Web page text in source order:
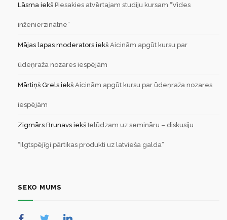
Lāsma iekš Piesakies atvērtajam studiju kursam “Vides
inženierzinātne”
Mājas lapas moderators iekš Aicinām apgūt kursu par
ūdeņraža nozares iespējām
Mārtiņš Grels iekš Aicinām apgūt kursu par ūdeņraža nozares
iespējām
Zigmārs Brunavs iekš Ielūdzam uz semināru – diskusiju
“Ilgtspējīgi pārtikas produkti uz latvieša galda”
SEKO MUMS